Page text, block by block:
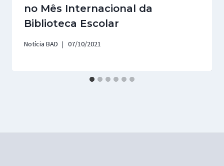
no Mês Internacional da
Biblioteca Escolar
Notícia BAD 07/10/2021